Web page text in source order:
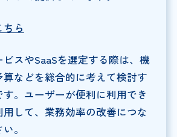
ちら
スやSaaSを選定する際は、機
などを総合的に考えて検討す
。ユーザーが便利に利用でき
して、業務効率の改善につな
。